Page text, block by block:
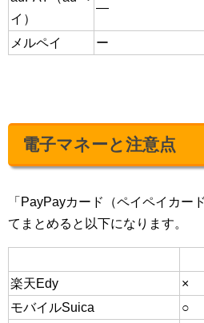
イ）
―
メルペイ ー
電子マネーと注意点
「PayPayカード（ペイペイカー
てまとめると以下になります。
楽天Edy
×
モバイルSuica
○